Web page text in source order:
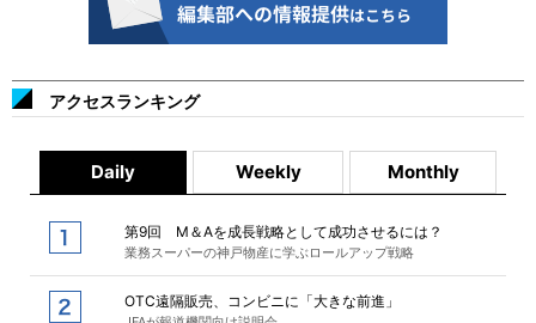
アクセスランキング
Daily Weekly Monthly
第9回 M＆Aを成長戦略として成功させるには？
業務スーパーの神戸物産に学ぶロールアップ戦略
OTC遠隔販売、コンビニに「大きな前進」